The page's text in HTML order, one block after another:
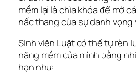
mềm lại là chìa khóa để mở
nấc thang của sự danh vọng
Sinh viên Luật có thể tự rèn
năng mềm của mình bằng
hạn như: